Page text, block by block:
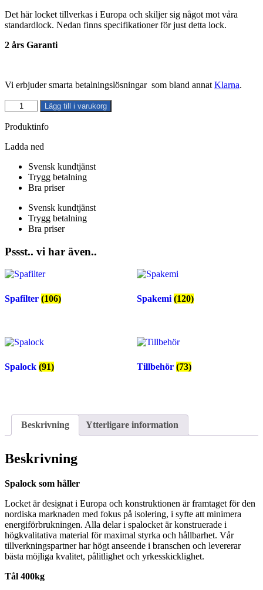
Det här locket tillverkas i Europa och skiljer sig något mot våra
standardlock. Nedan finns specifikationer för just detta lock.
2 års Garanti
Vi erbjuder smarta betalningslösningar som bland annat Klarna.
Spalock
Kvadratiskt
|
|
mängd
Lägg till i varukorg
Produktinfo
Ladda ned
Svensk kundtjänst
Trygg betalning
Bra priser
Svensk kundtjänst
Trygg betalning
Bra priser
Pssst.. vi har även..
Spafilter (106) Spakemi (120)
Spalock (91) Tillbehör (73)
Beskrivning Ytterligare information
Beskrivning
Spalock som håller
Locket är designat i Europa och konstruktionen är framtaget för den
nordiska marknaden med fokus på isolering, i syfte att minimera
energiförbrukningen. Alla delar i spalocket är konstruerade i
högkvalitativa material för maximal styrka och hållbarhet. Vår
tillverkningspartner har högt anseende i branschen och levererar
bästa möjliga kvalitet, pålitlighet och yrkesskicklighet.
Tål 400kg